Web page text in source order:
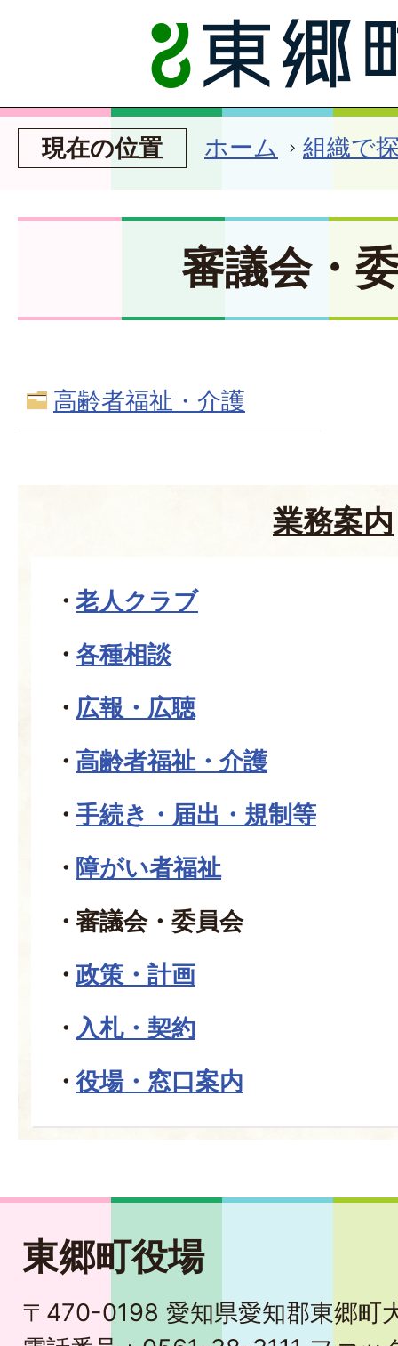
現在の位置 ホーム 組織で
審議会・
高齢者福祉・介護
業務案内
老人クラブ
各種相談
広報・広聴
高齢者福祉・介護
手続き・届出・規制等
障がい者福祉
審議会・委員会
政策・計画
入札・契約
役場・窓口案内
東郷町役場
〒470-0198 愛知県愛知郡東郷町